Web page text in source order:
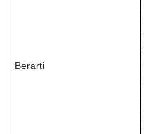
Berarti